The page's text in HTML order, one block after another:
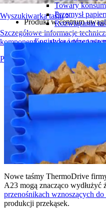
Wyszukiwarka taśm
Szczegółowe informacje
komponentów, akcesoriów i nie
Produkty — informacje ogólne
Towary
Przemysł
Rozwiązania
Logistyka i
Przesyłki i paczki
Przemysł oponiarski
Opony
Przemysł
Akumulatory
Przegląd branż
Produkt w centrum uwagi
Nowe taśmy ThermoDrive
A23 mogą znacząco wydłużyć
przenośnikach wznoszących
produkcji przekąsek.